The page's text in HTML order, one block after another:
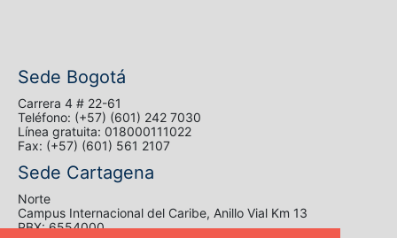
Sede Bogotá
Carrera 4 # 22-61
Teléfono: (+57) (601) 242 7030
Línea gratuita: 018000111022
Fax: (+57) (601) 561 2107
Sede Cartagena
Norte
Campus Internacional del Caribe, Anillo Vial Km 13
PBX: 6554000